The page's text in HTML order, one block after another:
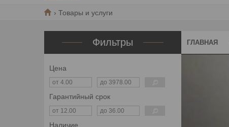
Товары и услуги
ГЛАВНАЯ
Фильтры
Цена
Гарантийный срок
Наличие